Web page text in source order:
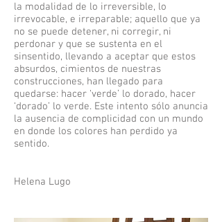
la modalidad de lo irreversible, lo
irrevocable, e irreparable; aquello que ya
no se puede detener, ni corregir, ni
perdonar y que se sustenta en el
sinsentido, llevando a aceptar que estos
absurdos, cimientos de nuestras
construcciones, han llegado para
quedarse: hacer ‘verde’ lo dorado, hacer
‘dorado’ lo verde. Este intento sólo anuncia
la ausencia de complicidad con un mundo
en donde los colores han perdido ya
sentido.
Helena Lugo